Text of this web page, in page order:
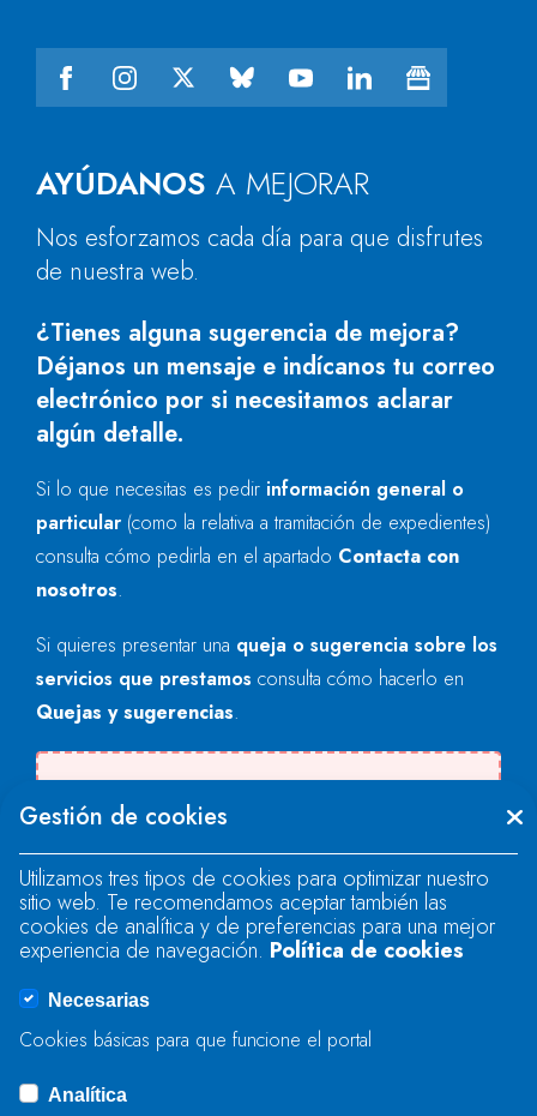
AYÚDANOS A MEJORAR
Nos esforzamos cada día para que disfrutes
de nuestra web.
¿Tienes alguna sugerencia de mejora?
Déjanos un mensaje e indícanos tu correo
electrónico por si necesitamos aclarar
algún detalle.
Si lo que necesitas es pedir información general o
particular (como la relativa a tramitación de expedientes)
consulta cómo pedirla en el apartado Contacta con
nosotros.
Si quieres presentar una queja o sugerencia sobre los
servicios que prestamos consulta cómo hacerlo en
Quejas y sugerencias.
"text".
Se produjo un error al cargar el campo
"text".
Se produjo un error al cargar el campo
Gestión de cookies
Utilizamos tres tipos de cookies para optimizar nuestro
sitio web. Te recomendamos aceptar también las
cookies de analítica y de preferencias para una mejor
experiencia de navegación. Política de cookies
Necesarias
Cookies básicas para que funcione el portal
Analítica